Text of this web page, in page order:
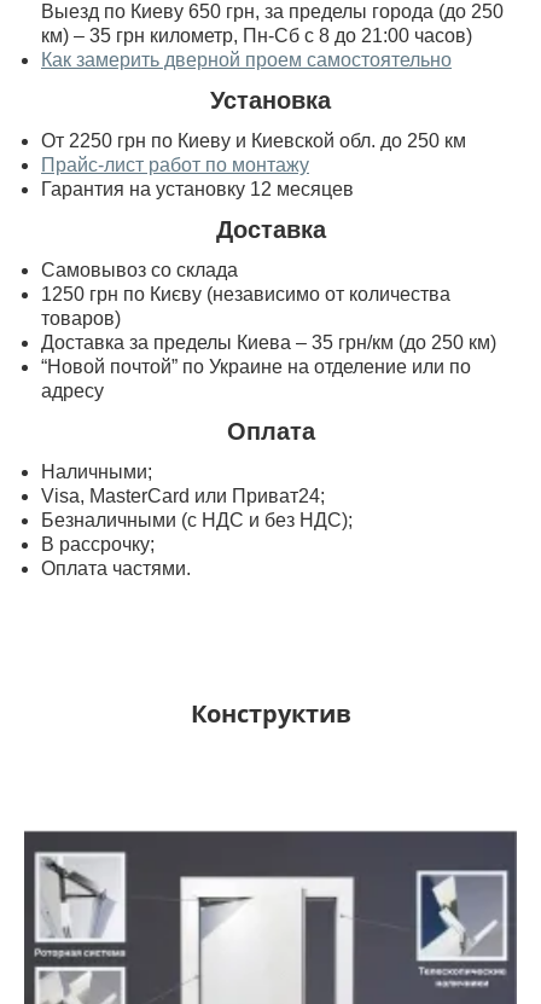
Выезд по Киеву 650 грн, за пределы города (до 250
км) – 35 грн километр, Пн-Сб с 8 до 21:00 часов)
Как замерить дверной проем самостоятельно
Установка
От 2250 грн по Киеву и Киевской обл. до 250 км
Прайс-лист работ по монтажу
Гарантия на установку 12 месяцев
Доставка
Самовывоз со склада
1250 грн по Києву (независимо от количества
товаров)
Доставка за пределы Киева – 35 грн/км (до 250 км)
“Новой почтой” по Украине на отделение или по
адресу
Оплата
Наличными;
Visa, MasterСard или Приват24;
Безналичными (с НДС и без НДС);
В рассрочку;
Оплата частями.
Конструктив